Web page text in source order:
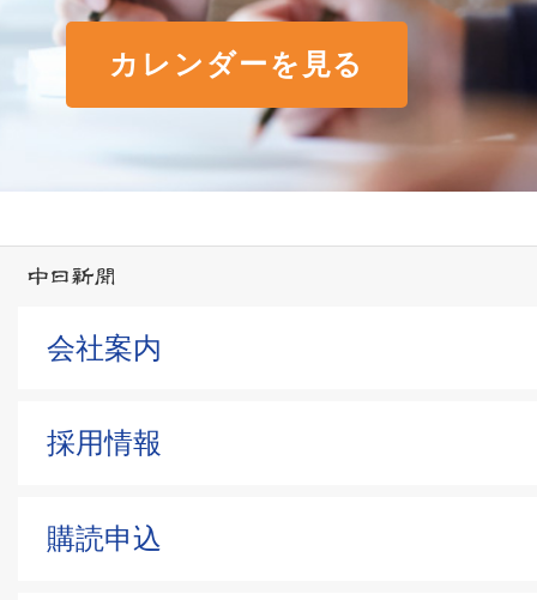
カレンダーを見る
会社案内
採用情報
購読申込